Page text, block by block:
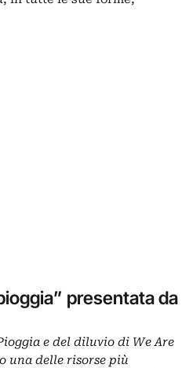
presentata da
e del diluvio di We Are
una delle risorse più